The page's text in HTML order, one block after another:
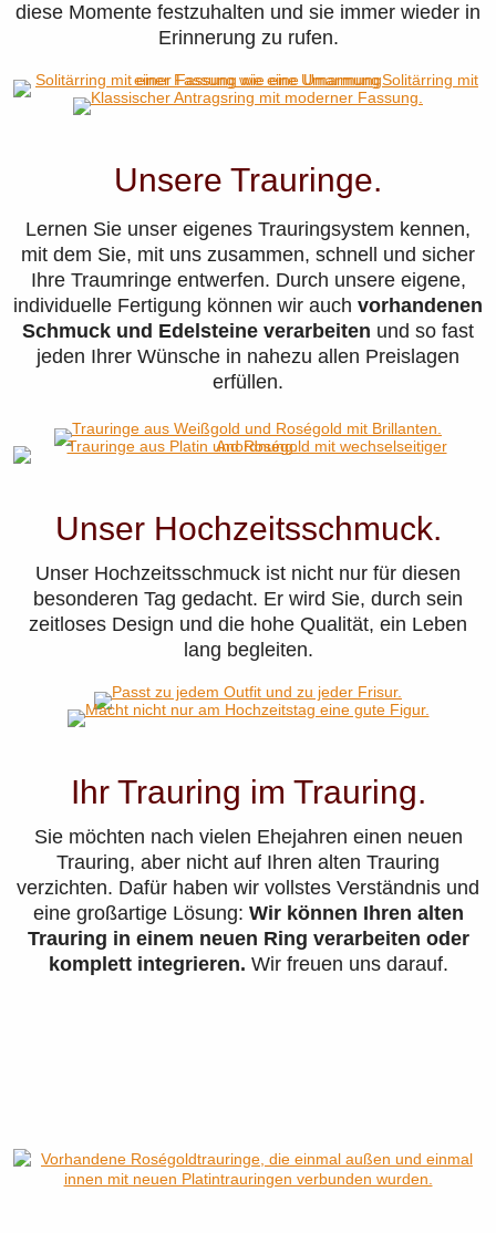
diese Momente festzuhalten und sie immer wieder in
Erinnerung zu rufen.
Unsere Trauringe.
Lernen Sie unser eigenes Trauringsystem kennen,
mit dem Sie, mit uns zusammen, schnell und sicher
Ihre Traumringe entwerfen. Durch unsere eigene,
individuelle Fertigung können wir auch vorhandenen
Schmuck und Edelsteine verarbeiten und so fast
jeden Ihrer Wünsche in nahezu allen Preislagen
erfüllen.
Unser Hochzeitsschmuck.
Unser Hochzeitsschmuck ist nicht nur für diesen
besonderen Tag gedacht. Er wird Sie, durch sein
zeitloses Design und die hohe Qualität, ein Leben
lang begleiten.
Ihr Trauring im Trauring.
Sie möchten nach vielen Ehejahren einen neuen
Trauring, aber nicht auf Ihren alten Trauring
verzichten. Dafür haben wir vollstes Verständnis und
eine großartige Lösung: Wir können Ihren alten
Trauring in einem neuen Ring verarbeiten oder
komplett integrieren. Wir freuen uns darauf.